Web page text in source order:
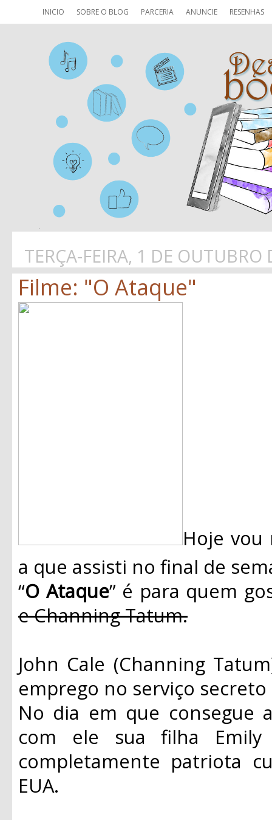
INICIO SOBRE O BLOG PARCERIA ANUNCIE RESENHAS
TERÇA-FEIRA, 1 DE OUTUBRO
Filme: "O Ataque"
Hoje
a que assisti no final de
“O Ataque” é para quem
e Channing Tatum.
John Cale (Channing
emprego no serviço secreto
No dia em que consegue
com ele sua filha Emily
completamente patriota
EUA.